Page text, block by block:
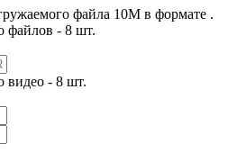
файла 10M в формате .
файлов - 8 шт.
видео - 8 шт.